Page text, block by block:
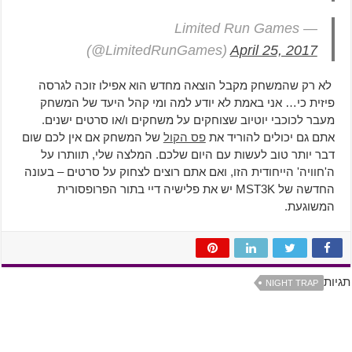
— Limited Run Games
(@LimitedRunGames)April 25, 2017
לא רק שהמשחק מקבל הוצאה מחדש הוא אפילו זוכה לגרסה
פיזית כי… אני באמת לא יודע למה ומי קהל היעד של המשחק
מעבר לכוכבי יוטיוב שצוחקים על משחקים ו/או סרטים ישנים.
אתם גם יכולים להוריד את פס הקולשל המשחק אם אין לכם שום
דבר יותר טוב לעשות עם היום שלכם. המלצה שלי, תוותרו על
ה'חוויה' הייחודית הזו, ואם אתם רוצים לצחוק על סרטים – בעונה
החדשה של MST3K יש את פלישיה דיי בתור הפרופסורית
המשוגעת.
תגיות NIGHT TRAP